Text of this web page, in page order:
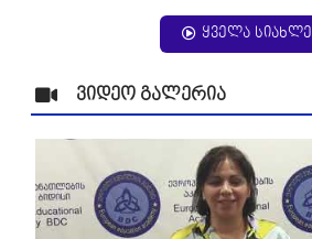
ყველა სიახლე
ვიდეო გალერია